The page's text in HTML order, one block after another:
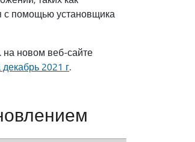
с помощью установщика
на новом веб-сайте
2021 г.